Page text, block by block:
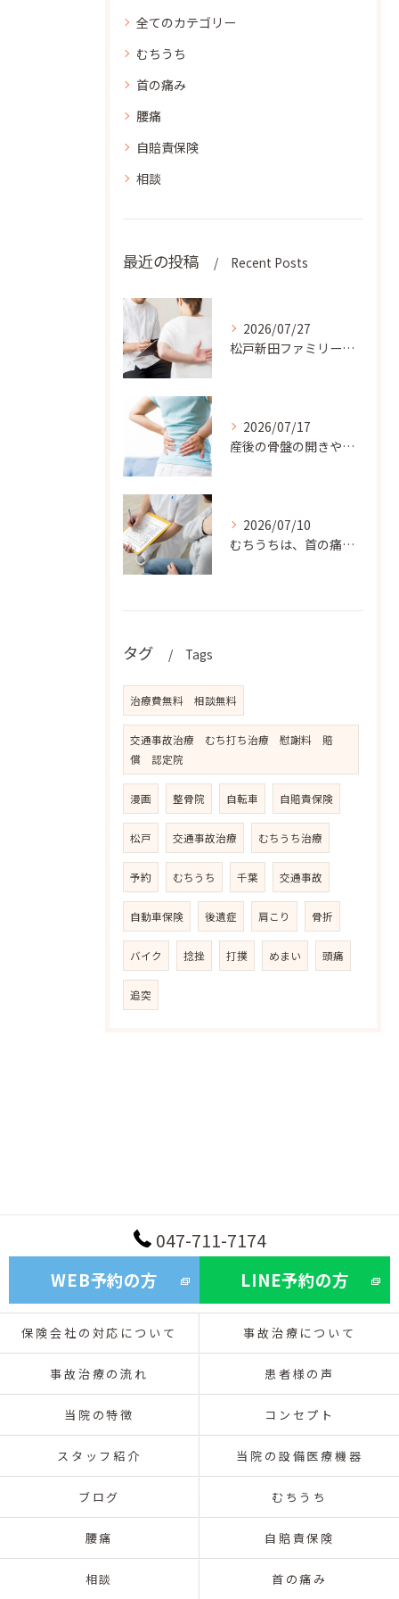
全てのカテゴリー
むちうち
首の痛み
腰痛
自賠責保険
相談
最近の投稿 Recent Posts
2026/07/27
松戸新田ファミリー整骨院では、患者様のライフスタイルに合わせ...
2026/07/17
産後の骨盤の開きや腰の痛みでお悩みのママさんには、松戸新田フ...
2026/07/10
むちうちは、首の痛みだけでなく、肩こり、背中の張り、手のしび...
タグ Tags
治療費無料 相談無料
交通事故治療 むち打ち治療 慰謝料 賠
償 認定院
漫画 整骨院 自転車 自賠責保険
松戸 交通事故治療 むちうち治療
予約 むちうち 千葉 交通事故
自動車保険 後遺症 肩こり 骨折
バイク 捻挫 打撲 めまい 頭痛
追突
047-711-7174
WEB予約の方 LINE予約の方
保険会社の対応について 事故治療について
事故治療の流れ 患者様の声
当院の特徴 コンセプト
スタッフ紹介 当院の設備医療機器
ブログ むちうち
腰痛 自賠責保険
相談 首の痛み